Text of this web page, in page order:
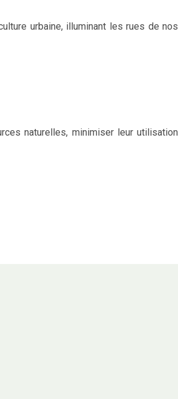
urbaine, illuminant les rues de nos
naturelles, minimiser leur utilisation